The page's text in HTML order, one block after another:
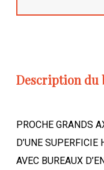
Description du
PROCHE GRANDS
D’UNE
AVEC BUREAUX